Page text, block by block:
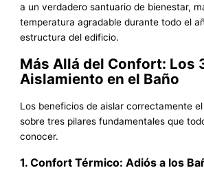
a un verdadero santuario de bienestar,
temperatura agradable durante todo el
estructura del edificio.
Más Allá del Confort: Los
Aislamiento en el Baño
Los beneficios de aislar correctamente
sobre tres pilares fundamentales que
conocer.
1. Confort Térmico: Adiós a los